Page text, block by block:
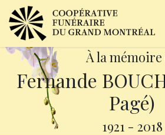
À la mémoire
Fernande
Pagé)
1921 - 2018